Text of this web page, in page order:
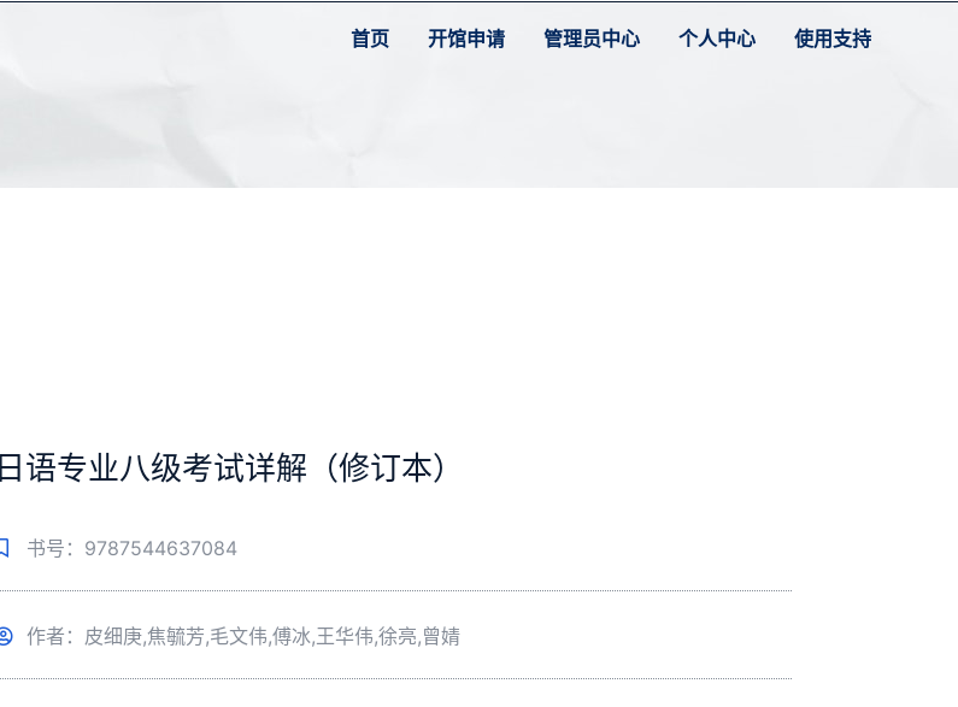
首页 开馆申请 管理员中心 个人中心 使用支持
日语专业八级考试详解（修订本）
书号：9787544637084
作者：皮细庚,焦毓芳,毛文伟,傅冰,王华伟,徐亮,曾婧